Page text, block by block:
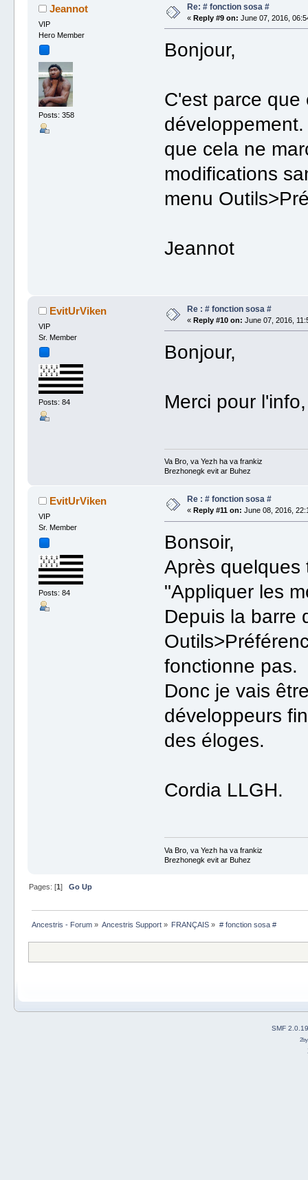
Jeannot
VIP
Hero Member
Posts: 358
Re: # fonction sosa #
« Reply #9 on: June 07, 2016,
Bonjour,
C'est parce
que cela ne
modifications
menu
Jeannot
EvitUrViken
VIP
Sr. Member
Posts: 84
Re : # fonction sosa #
« Reply #10 on: June 07, 2016,
Bonjour,
Merci pour
Va Bro, va Yezh ha va frankiz
Brezhonegk evit ar Buhez
EvitUrViken
VIP
Sr. Member
Posts: 84
Re : # fonction sosa #
« Reply #11 on: June 08, 2016,
Bonsoir,
Après quelques
"Appliquer les
Depuis la barre
fonctionne pas.
Donc je vais
développeurs
des éloges.
Cordia LLGH.
Va Bro, va Yezh ha va frankiz
Brezhonegk evit ar Buhez
Pages: [1] Go Up
Ancestris - Forum» Ancestris Support » FRANÇAIS » # fonction sosa #
SMF 2.0.19